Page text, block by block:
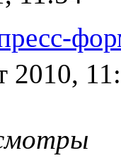
2010,